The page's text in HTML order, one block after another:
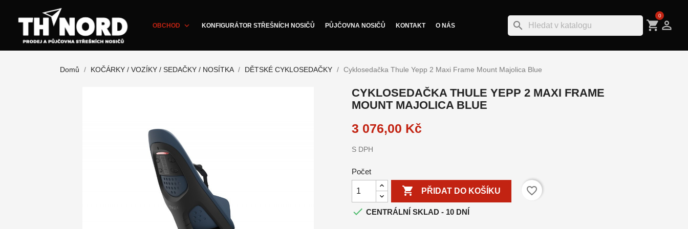
OBCHOD expand_more KONFIGURÁTOR STŘEŠNÍCH NOSIČŮ PŮJČOVNA NOSIČŮ KONTAKT O NÁS search 
shopping_cart
0
Domů KOČÁRKY / VOZÍKY / SEDAČKY / NOSÍTKA DĚTSKÉ CYKLOSEDAČKY Cyklosedačka Thule Yepp 2 Maxi Frame Mount Majolica Blue
CYKLOSEDAČKA THULE YEPP 2 MAXI FRAME
MOUNT MAJOLICA BLUE
3 076,00 Kč
S DPH
Počet
 PŘIDAT DO KOŠÍKU
favorite_border
 CENTRÁLNÍ SKLAD - 10 DNÍ